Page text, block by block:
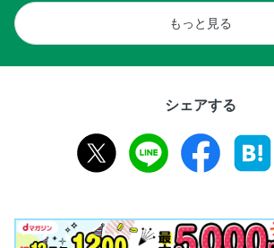
もっと見る
シェアする